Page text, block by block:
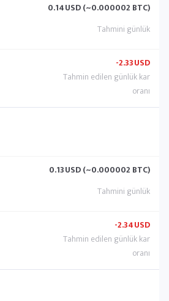
0.14USD (~0.000002 BTC)
-2.33USD
0.13USD (~0.000002 BTC)
-2.34USD